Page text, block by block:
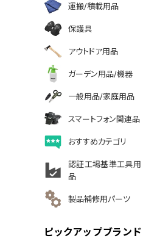
運搬/積載用品
保護具
アウトドア用品
ガーデン用品/機器
一般用品/家庭用品
スマートフォン関連品
おすすめカテゴリ
認証工場基準工具用
品
製品補修用パーツ
ピックアップブランド